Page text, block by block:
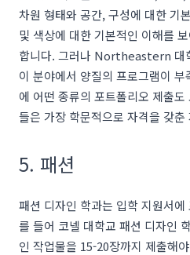
차원 형태와 공간, 구성에 대한 기
및 색상에 대한 기본적인 이해를
합니다. 그러나 Northeastern 대
이 분야에서 양질의 프로그램이
에 어떤 종류의 포트폴리오 제출
들은 가장 학문적으로 자격을 갖
5. 패션
패션 디자인 학과는 입학 지원서
를 들어 코넬 대학교 패션 디자인
인 작업물을 15-20장까지 제출해